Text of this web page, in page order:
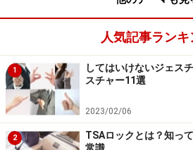
人気記事ランキ
1
してはいけないジェス
スチャー11選
2023/02/06
2
TSAロックとは？知っ